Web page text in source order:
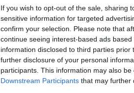
If you wish to opt-out of the sale, sharing
sensitive information for targeted
confirm your selection. Please note that
continue seeing interest-based ads
information disclosed to third parties
further disclosure of your personal
participants. This information may also
Downstream Participants that may further